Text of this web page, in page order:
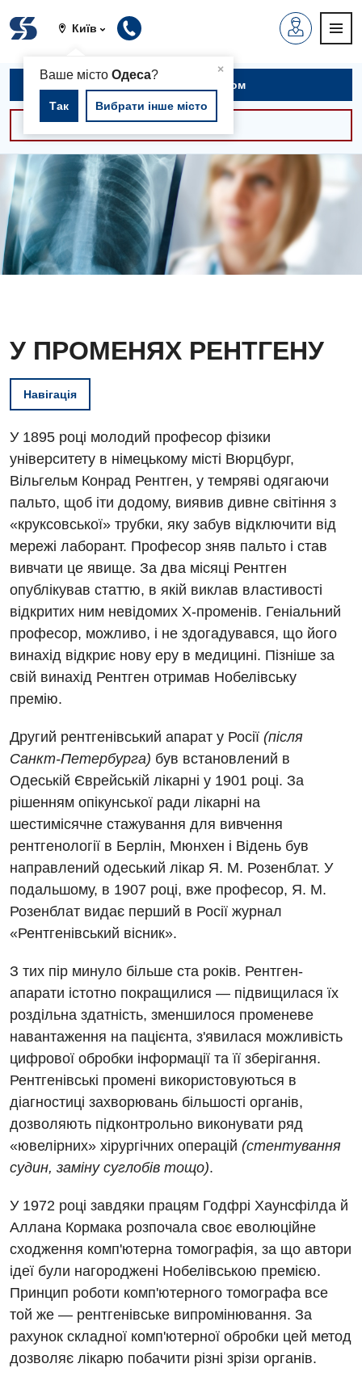
Київ
×
Ваше містоОдеса?
Так Вибрати інше місто
Вакансії
Заходи БПР
Інтернатура
Енциклопедія
Діагностика
Діагностичне відділення
Ендоскопічне відділення
Записатися на прийом
Консультації -30%
У ПРОМЕНЯХ РЕНТГЕНУ
Навігація
У 1895 році молодий професор фізики
університету в німецькому місті Вюрцбург,
Вільгельм Конрад Рентген, у темряві одягаючи
пальто, щоб іти додому, виявив дивне світіння з
«круксовської» трубки, яку забув відключити від
мережі лаборант. Професор зняв пальто і став
вивчати це явище. За два місяці Рентген
опублікував статтю, в якій виклав властивості
відкритих ним невідомих Х-променів. Геніальний
професор, можливо, і не здогадувався, що його
винахід відкриє нову еру в медицині. Пізніше за
свій винахід Рентген отримав Нобелівську
премію.
Другий рентгенівський апарат у Росії (після
Санкт-Петербурга) був встановлений в
Одеській Єврейській лікарні у 1901 році. За
рішенням опікунської ради лікарні на
шестимісячне стажування для вивчення
рентгенології в Берлін, Мюнхен і Відень був
направлений одеський лікар Я. М. Розенблат. У
подальшому, в 1907 році, вже професор, Я. М.
Розенблат видає перший в Росії журнал
«Рентгенівський вісник».
З тих пір минуло більше ста років. Рентген-
апарати істотно покращилися — підвищилася їх
роздільна здатність, зменшилося променеве
навантаження на пацієнта, з'явилася можливість
цифрової обробки інформації та її зберігання.
Рентгенівські промені використовуються в
діагностиці захворювань більшості органів,
дозволяють підконтрольно виконувати ряд
«ювелірних» хірургічних операцій (стентування
судин, заміну суглобів тощо).
У 1972 році завдяки працям Годфрі Хаунсфілда й
Аллана Кормака розпочала своє еволюційне
сходження комп'ютерна томографія, за що автори
ідеї були нагороджені Нобелівською премією.
Принцип роботи комп'ютерного томографа все
той же — рентгенівське випромінювання. За
рахунок складної комп'ютерної обробки цей метод
дозволяє лікарю побачити різні зрізи органів.